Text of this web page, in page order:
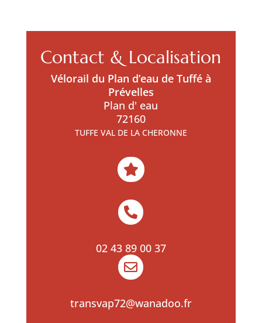
Contact & Localisation
Vélorail du Plan d’eau de Tuffé à
Prévelles
Plan d' eau
72160
TUFFE VAL DE LA CHERONNE


02 43 89 00 37

transvap72@wanadoo.fr